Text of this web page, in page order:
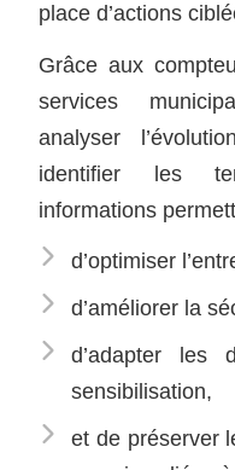
place d’actions
Grâce aux
services
analyser
identifier les
informations
d’optimiser
d’améliorer la
d’adapter les
sensibilisation,
et de préserver